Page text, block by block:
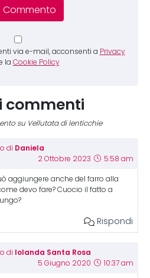
via e-mail, acconsenti a Privacy
la Cookie Policy
commenti
su Vellutata di lenticchie
di Daniela
2 Ottobre 2023 5:58 am
aggiungere anche del farro alla
devo fare? Cuocio il fatto a
Rispondi
di Iolanda Santa Rosa
5 Giugno 2020 10:37 am